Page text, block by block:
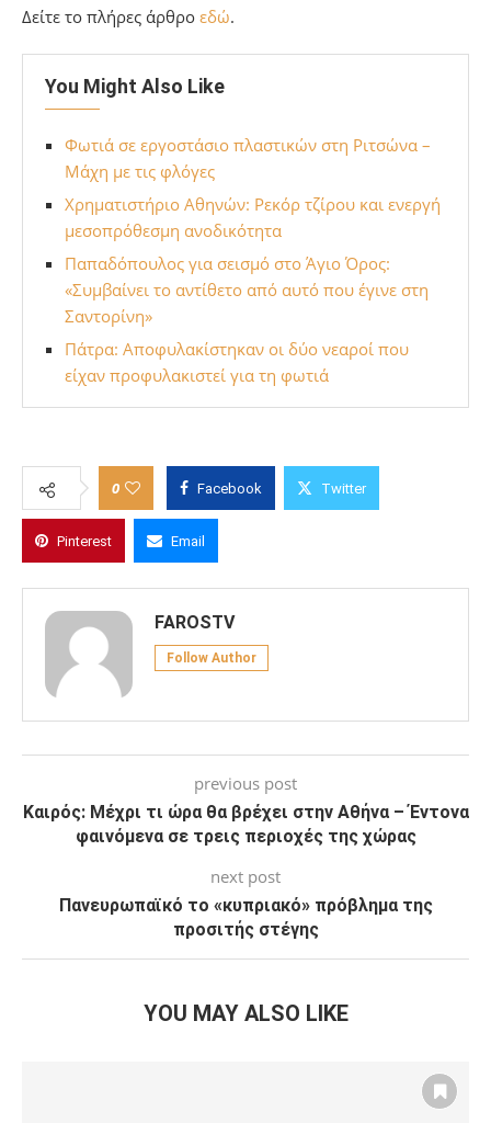
Δείτε το πλήρες άρθρο εδώ.
You Might Also Like
Φωτιά σε εργοστάσιο πλαστικών στη Ριτσώνα –
Μάχη με τις φλόγες
Χρηματιστήριο Αθηνών: Ρεκόρ τζίρου και ενεργή
μεσοπρόθεσμη ανοδικότητα
Παπαδόπουλος για σεισμό στο Άγιο Όρος:
«Συμβαίνει το αντίθετο από αυτό που έγινε στη
Σαντορίνη»
Πάτρα: Αποφυλακίστηκαν οι δύο νεαροί που
είχαν προφυλακιστεί για τη φωτιά
0 Facebook Twitter
Pinterest Email
FAROSTV
Follow Author
previous post
Καιρός: Μέχρι τι ώρα θα βρέχει στην Αθήνα – Έντονα
φαινόμενα σε τρεις περιοχές της χώρας
next post
Πανευρωπαϊκό το «κυπριακό» πρόβλημα της
προσιτής στέγης
YOU MAY ALSO LIKE